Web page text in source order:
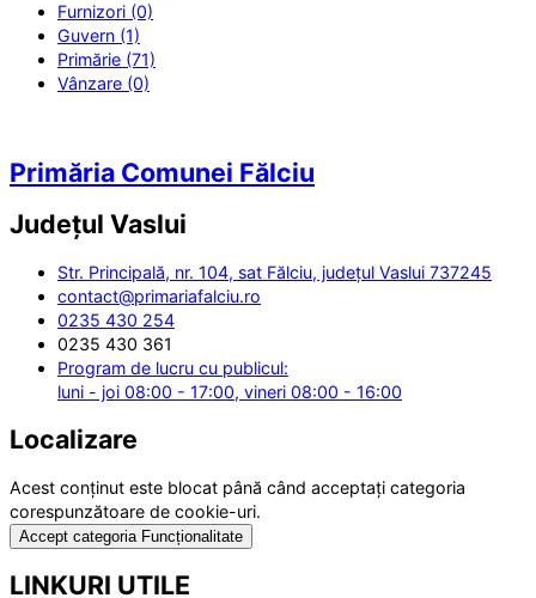
Furnizori (0)
Guvern (1)
Primărie (71)
Vânzare (0)
Primăria Comunei Fălciu
Județul Vaslui
Str. Principală, nr. 104, sat Fălciu, județul Vaslui 737245
contact@primariafalciu.ro
0235 430 254
0235 430 361
Program de lucru cu publicul:
luni - joi 08:00 - 17:00, vineri 08:00 - 16:00
Localizare
Acest conținut este blocat până când acceptați categoria
corespunzătoare de cookie-uri.
Accept categoria Funcționalitate
LINKURI UTILE